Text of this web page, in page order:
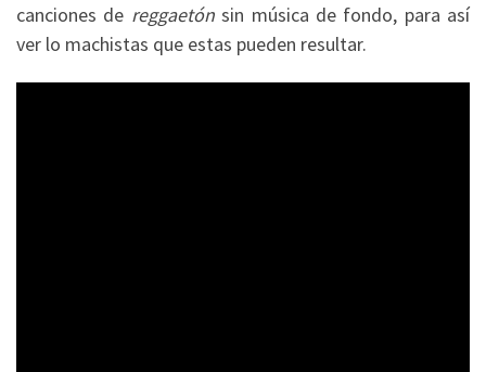
canciones de reggaetónsin música de fondo, para así
ver lo machistas que estas pueden resultar.